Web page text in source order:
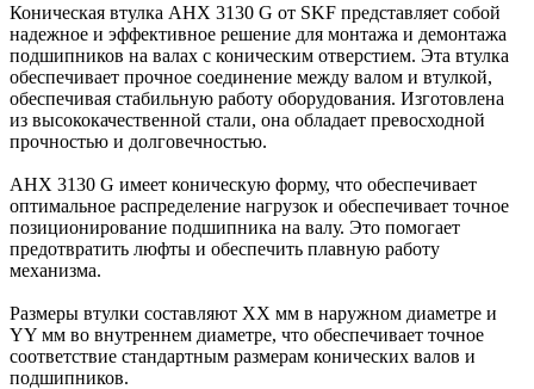
Коническая втулка AHX 3130 G от SKF представляет собой
надежное и эффективное решение для монтажа и демонтажа
подшипников на валах с коническим отверстием. Эта втулка
обеспечивает прочное соединение между валом и втулкой,
обеспечивая стабильную работу оборудования. Изготовлена
из высококачественной стали, она обладает превосходной
прочностью и долговечностью.
AHX 3130 G имеет коническую форму, что обеспечивает
оптимальное распределение нагрузок и обеспечивает точное
позиционирование подшипника на валу. Это помогает
предотвратить люфты и обеспечить плавную работу
механизма.
Размеры втулки составляют XX мм в наружном диаметре и
YY мм во внутреннем диаметре, что обеспечивает точное
соответствие стандартным размерам конических валов и
подшипников.